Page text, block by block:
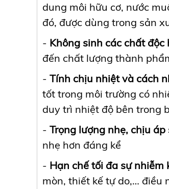
dung môi hữu cơ, nước
đó, được dùng trong sản
- Không sinh các chất độc
đến chất lượng thành
- Tính chịu nhiệt và cách
tốt trong môi trường có
duy trì nhiệt độ bên trong
- Trọng lượng nhẹ, chịu
nhẹ hơn đáng kể
- Hạn chế tối đa sự nhiễm
mòn, thiết kế tự do,… điều